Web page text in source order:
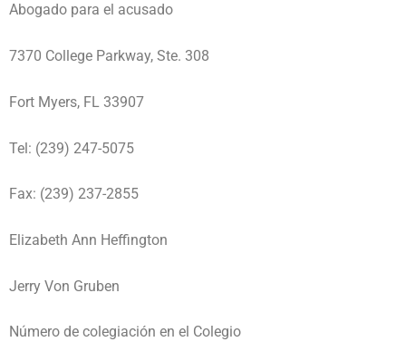
Abogado para el acusado
7370 College Parkway, Ste. 308
Fort Myers, FL 33907
Tel: (239) 247-5075
Fax: (239) 237-2855
Elizabeth Ann Heffington
Jerry Von Gruben
Número de colegiación en el Colegio